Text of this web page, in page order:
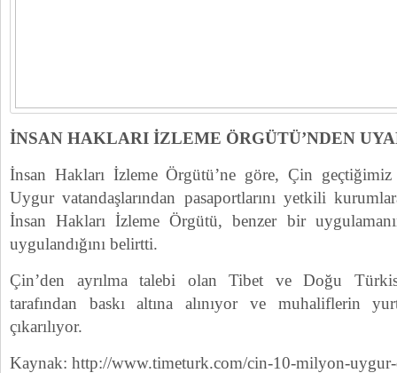
İNSAN HAKLARI İZLEME ÖRGÜTÜ’NDEN
İnsan Hakları İzleme Örgütü’ne göre, Çin
Uygur vatandaşlarından pasaportlarını yetkili
İnsan Hakları İzleme Örgütü, benzer bir
uygulandığını belirtti.
Çin’den ayrılma talebi olan Tibet ve Doğu
tarafından baskı altına alınıyor ve muhaliflerin
çıkarılıyor.
Kaynak: http://www.timeturk.com/cin-10-milyon-uygur-